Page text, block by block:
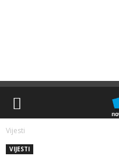
Vijesti
VIJESTI